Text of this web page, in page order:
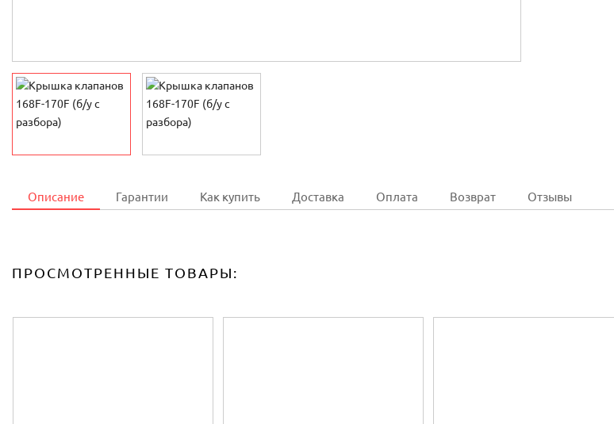
Описание Гарантии Как купить Доставка Оплата Возврат Отзывы
ПРОСМОТРЕННЫЕ ТОВАРЫ: